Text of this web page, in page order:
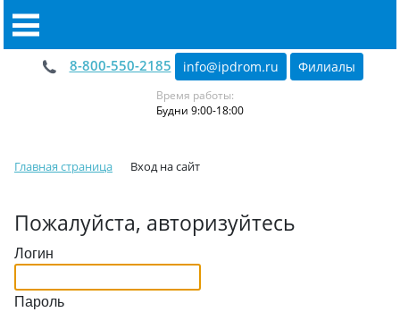
8-800-550-2185 info@ipdrom.ru Филиалы
Время работы:
Будни 9:00-18:00
Главная страница Вход на сайт
Пожалуйста, авторизуйтесь
Логин
Пароль